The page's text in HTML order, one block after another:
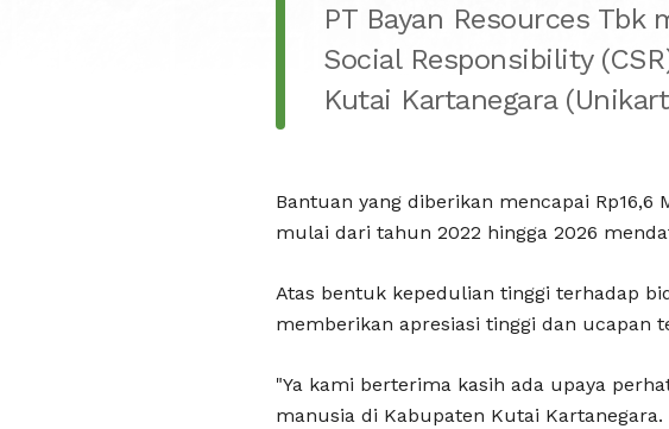
PT Bayan Resources
Social Responsibility
Kutai Kartanegara
Bantuan yang diberikan mencapai
mulai dari tahun 2022 hingga 2026
Atas bentuk kepedulian tinggi terhadap
memberikan apresiasi tinggi dan ucapan
"Ya kami berterima kasih ada upaya
manusia di Kabupaten Kutai